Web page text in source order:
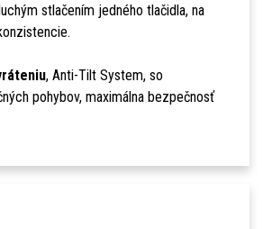
stlačením jedného tlačidla, na
, Anti-Tilt System, so
pohybov, maximálna bezpečnosť